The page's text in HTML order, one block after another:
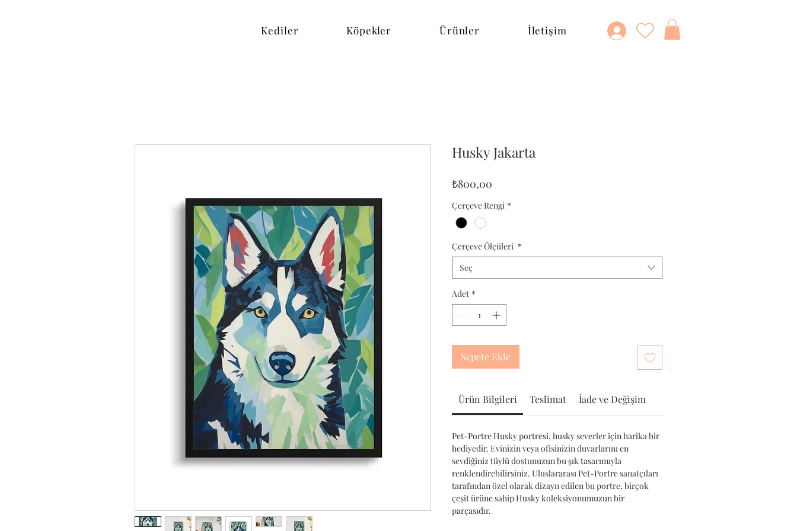
Kediler Köpekler Ürünler İletişim
Husky Jakarta
₺800,00
Çerçeve Rengi *
Çerçeve Ölçüleri *
Seç
Adet *
Sepete Ekle
Ürün Bilgileri Teslimat İade ve Değişim
Pet-Portre Husky portresi, husky severler için harika bir
hediyedir. Evinizin veya ofisinizin duvarlarını en
sevdiğiniz tüylü dostunuzun bu şık tasarımıyla
renklendirebilirsiniz. Uluslararası Pet-Portre sanatçıları
tarafından özel olarak dizayn edilen bu portre, birçok
çeşit ürüne sahip Husky koleksiyonumuzun bir
parçasıdır.